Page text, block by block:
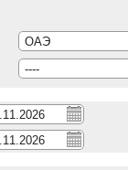
ОАЭ
----